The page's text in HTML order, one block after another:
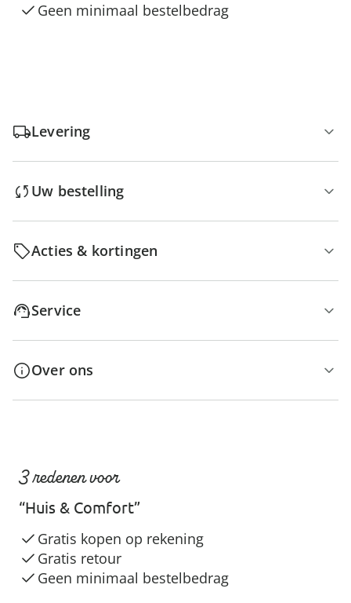
Geen minimaal bestelbedrag
Levering
Uw bestelling
Acties & kortingen
Service
Over ons
3 redenen voor
“Huis & Comfort”
Gratis kopen op rekening
Gratis retour
Geen minimaal bestelbedrag